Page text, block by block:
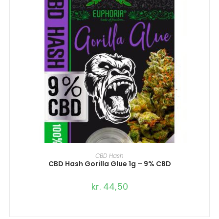
TILFØJ TIL KURV
CBD Hash
CBD Hash Gorilla Glue 1g – 9% CBD
kr.44,50